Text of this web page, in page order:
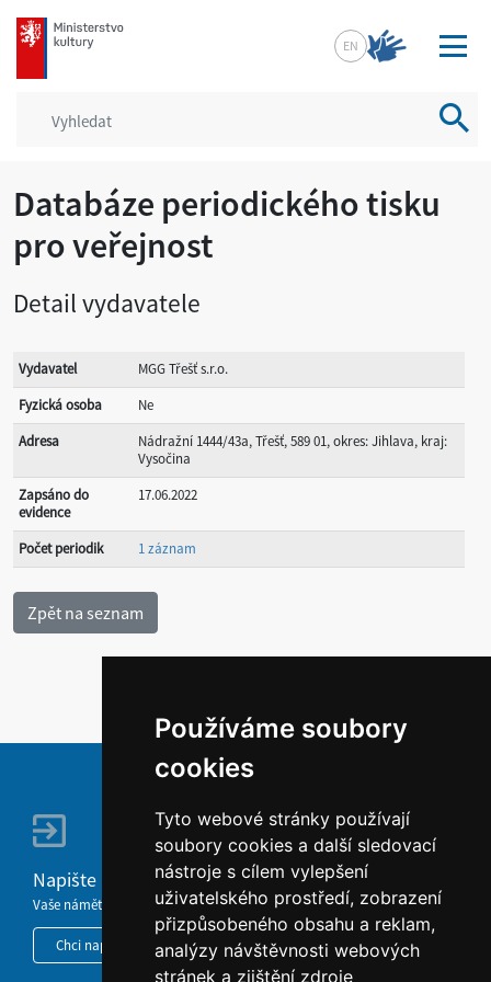
Používáme soubory
cookies
Tyto webové stránky používají
soubory cookies a další sledovací
nástroje s cílem vylepšení
uživatelského prostředí, zobrazení
přizpůsobeného obsahu a reklam,
analýzy návštěvnosti webových
stránek a zjištění zdroje
mkcr.cz
EN
Databáze periodického tisku
pro veřejnost
Detail vydavatele
Vydavatel
MGG Třešť s.r.o.
Fyzická osoba
Ne
Adresa
Nádražní 1444/43a, Třešť, 589 01, okres: Jihlava, kraj:
Vysočina
Zapsáno do
evidence
17.06.2022
Počet periodik 1 záznam
Napište nám
Vaše náměty, komentáře, připomínky a dotazy nezůstanou bez odezvy.
Chci napsat MKČR